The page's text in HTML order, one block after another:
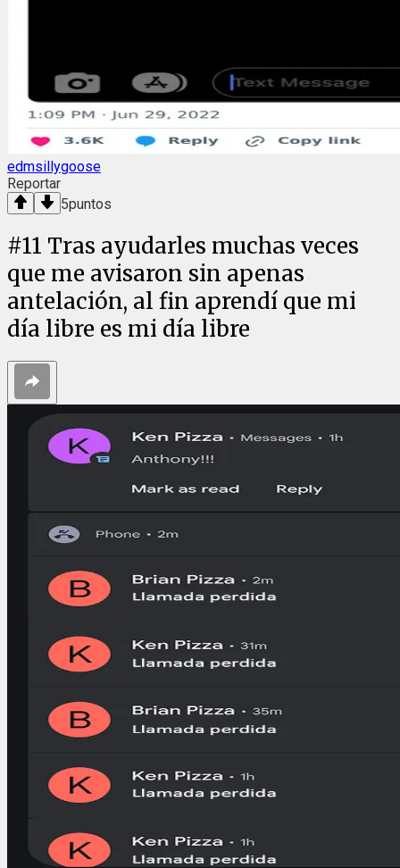
edmsillygoose
Reportar
5puntos
#11 Tras ayudarles muchas veces
que me avisaron sin apenas
antelación, al fin aprendí que mi
día libre es mi día libre